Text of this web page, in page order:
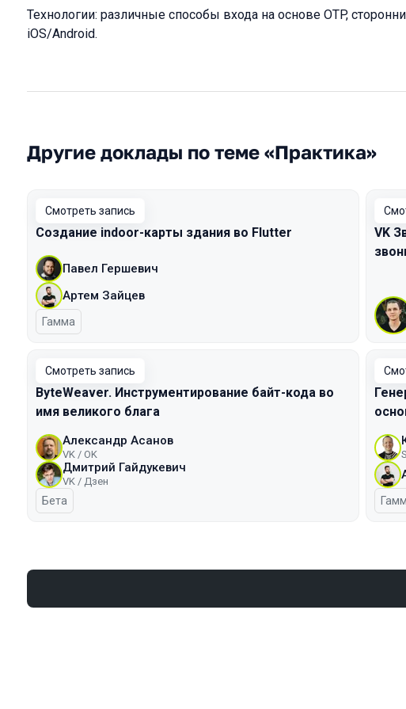
Технологии: различные способы входа на основе OTP,
iOS/Android.
Другие доклады по теме «Практика»
Смотреть запись
Создание indoor-карты здания во Flutter
Павел Гершевич
Артем Зайцев
Гамма
VK
Смотреть запись
ByteWeaver. Инструментирование байт-кода во
имя великого блага
Александр Асанов
VK / OK
Дмитрий Гайдукевич
VK / Дзен
Бета